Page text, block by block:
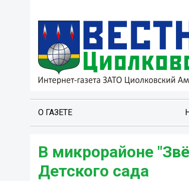
О ГАЗЕТЕ
В микрорайоне
Детского сада